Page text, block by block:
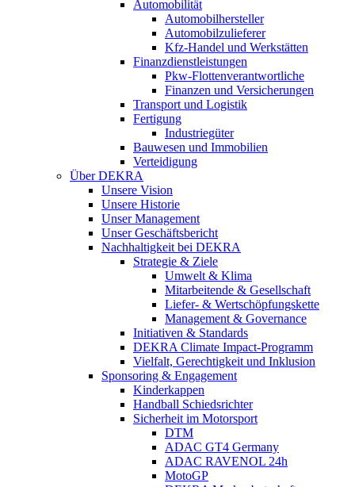
Automobilität
Automobilhersteller
Automobilzulieferer
Kfz-Handel und Werkstätten
Finanzdienstleistungen
Pkw‑Flottenverantwortliche
Finanzen und Versicherungen
Transport und Logistik
Fertigung
Industriegüter
Bauwesen und Immobilien
Verteidigung
Über DEKRA
Unsere Vision
Unsere Historie
Unser Management
Unser Geschäftsbericht
Nachhaltigkeit bei DEKRA
Strategie & Ziele
Umwelt & Klima
Mitarbeitende & Gesellschaft
Liefer- & Wertschöpfungskette
Management & Governance
Initiativen & Standards
DEKRA Climate Impact-Programm
Vielfalt, Gerechtigkeit und Inklusion​
Sponsoring & Engagement
Kinderkappen
Handball Schiedsrichter
Sicherheit im Motorsport
DTM
ADAC GT4 Germany
ADAC RAVENOL 24h
MotoGP